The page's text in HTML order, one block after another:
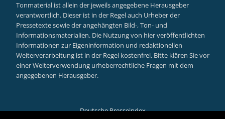
Tonmaterial ist allein der jeweils angegebene Herausgeber
verantwortlich. Dieser ist in der Regel auch Urheber der
Pressetexte sowie der angehängten Bild-, Ton- und
Informationsmaterialien. Die Nutzung von hier veröffentlichten
Informationen zur Eigeninformation und redaktionellen
Weiterverarbeitung ist in der Regel kostenfrei. Bitte klären Sie vor
einer Weiterverwendung urheberrechtliche Fragen mit dem
angegebenen Herausgeber.
Deutsche Presseindex